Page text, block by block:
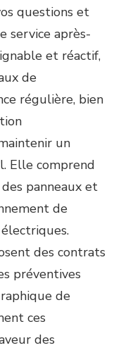
questions et
service après-
et réactif,
de
régulière, bien
un
Elle comprend
panneaux et
de
des contrats
préventives
de
ces
des